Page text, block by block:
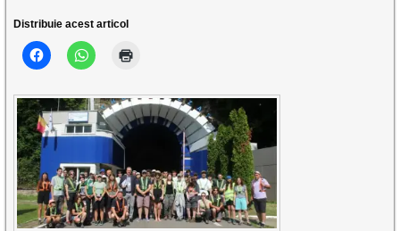
Distribuie acest articol